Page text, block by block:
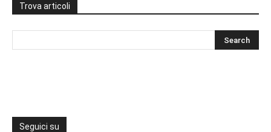
Trova articoli
Seguici su